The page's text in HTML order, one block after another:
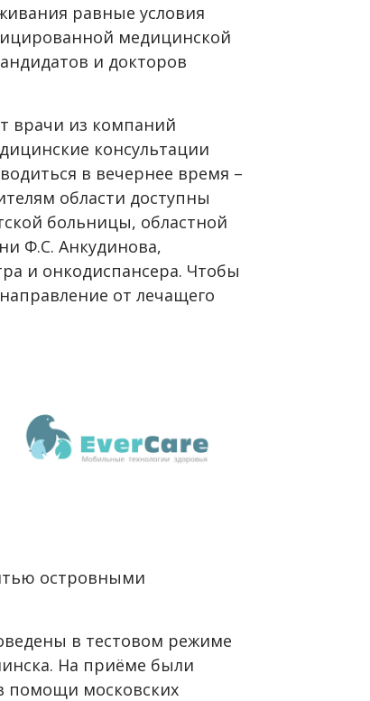
равные условия
медицинской
и докторов
врачи из компаний
консультации
в вечернее время –
области доступны
больницы, областной
Ф.С. Анкудинова,
и онкодиспансера. Чтобы
от лечащего
островными
в тестовом режиме
На приёме были
помощи московских